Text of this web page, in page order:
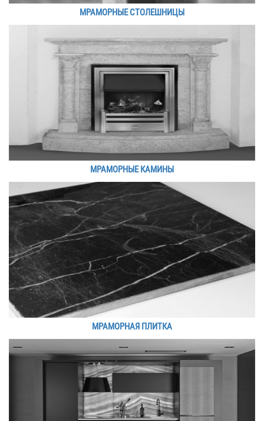
МРАМОРНЫЕ СТОЛЕШНИЦЫ
МРАМОРНЫЕ КАМИНЫ
МРАМОРНАЯ ПЛИТКА